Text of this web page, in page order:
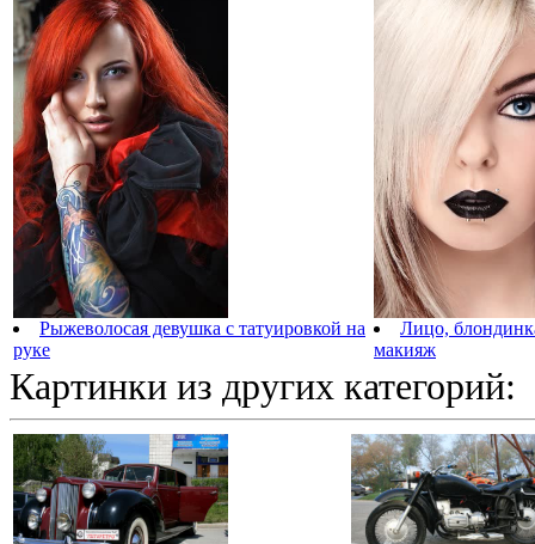
Рыжеволосая девушка с татуировкой на
руке
Лицо,
макияж
Картинки из других категорий: